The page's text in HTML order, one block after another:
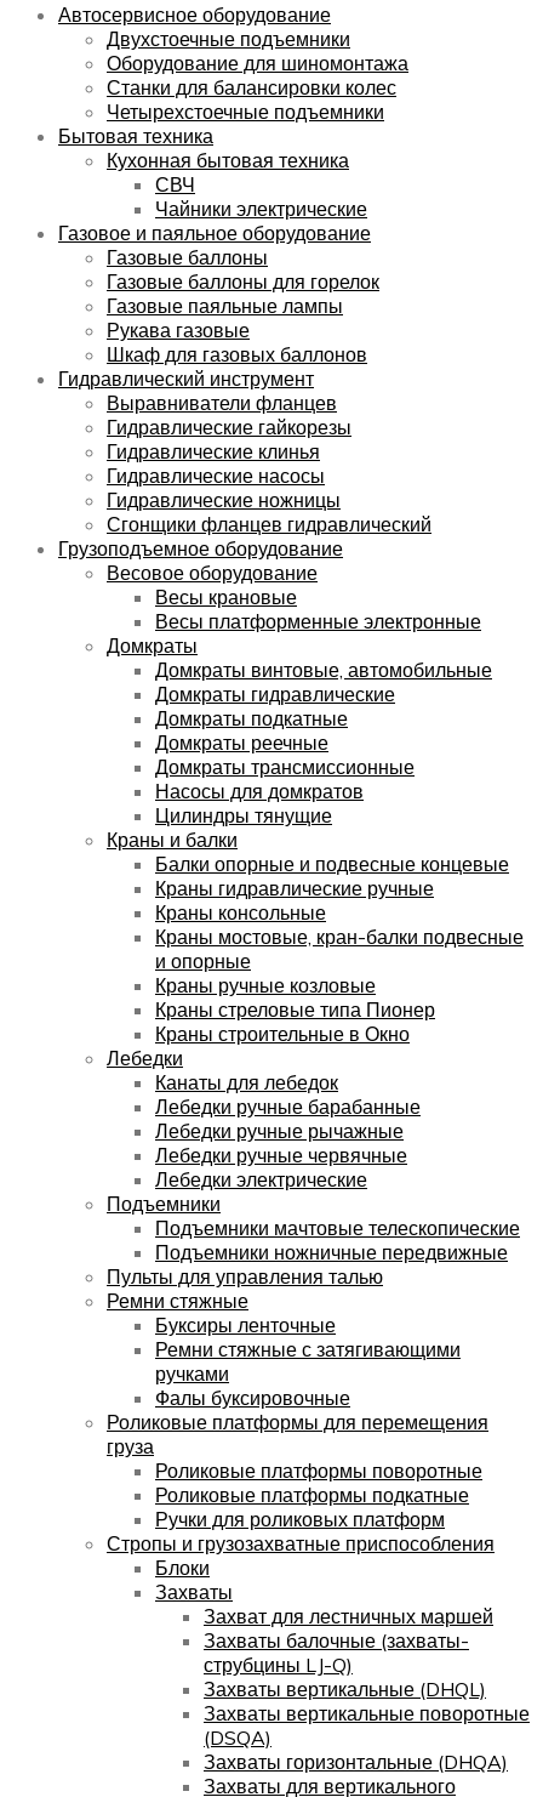
Автосервисное оборудование
Двухстоечные подъемники
Оборудование для шиномонтажа
Станки для балансировки колес
Четырехстоечные подъемники
Бытовая техника
Кухонная бытовая техника
СВЧ
Чайники электрические
Газовое и паяльное оборудование
Газовые баллоны
Газовые баллоны для горелок
Газовые паяльные лампы
Рукава газовые
Шкаф для газовых баллонов
Гидравлический инструмент
Выравниватели фланцев
Гидравлические гайкорезы
Гидравлические клинья
Гидравлические насосы
Гидравлические ножницы
Сгонщики фланцев гидравлический
Грузоподъемное оборудование
Весовое оборудование
Весы крановые
Весы платформенные электронные
Домкраты
Домкраты винтовые, автомобильные
Домкраты гидравлические
Домкраты подкатные
Домкраты реечные
Домкраты трансмиссионные
Насосы для домкратов
Цилиндры тянущие
Краны и балки
Балки опорные и подвесные концевые
Краны гидравлические ручные
Краны консольные
Краны мостовые, кран-балки подвесные
и опорные
Краны ручные козловые
Краны стреловые типа Пионер
Краны строительные в Окно
Лебедки
Канаты для лебедок
Лебедки ручные барабанные
Лебедки ручные рычажные
Лебедки ручные червячные
Лебедки электрические
Подъемники
Подъемники мачтовые телескопические
Подъемники ножничные передвижные
Пульты для управления талью
Ремни стяжные
Буксиры ленточные
Ремни стяжные с затягивающими
ручками
Фалы буксировочные
Роликовые платформы для перемещения
груза
Роликовые платформы поворотные
Роликовые платформы подкатные
Ручки для роликовых платформ
Стропы и грузозахватные приспособления
Блоки
Захваты
Захват для лестничных маршей
Захваты балочные (захваты-
струбцины LJ-Q)
Захваты вертикальные (DHQL)
Захваты вертикальные поворотные
(DSQA)
Захваты горизонтальные (DHQA)
Захваты для вертикального